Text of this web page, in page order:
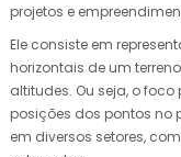
projetos e
Ele consiste em
horizontais de um
altitudes. Ou seja, o
posições dos pontos no
em diversos setores,